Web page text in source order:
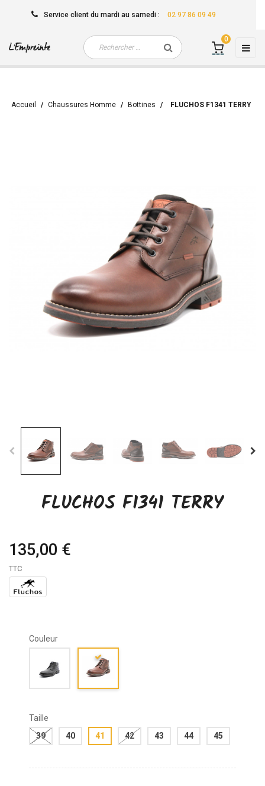
Service client du mardi au samedi : 02 97 86 09 49
☰
0
Accueil Chaussures Homme Bottines FLUCHOS F1341 TERRY
FLUCHOS F1341 TERRY
135,00 €
TTC
Couleur
Taille
39
40 41 42 43 44 45